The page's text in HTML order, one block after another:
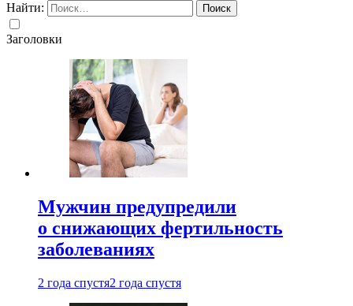
Найти:
Заголовки
Мужчин предупредили
о снижающих фертильность
заболеваниях
2 года спустя2 года спустя